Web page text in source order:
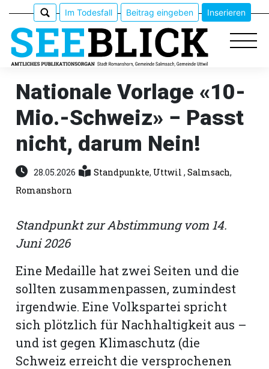
Epaper
Veranstaltungen
Erlebnisführer
Romanshorn:
offizielle
Mitteilungen
Im Todesfall Beitrag eingeben Inserieren
Nationale Vorlage «10-
Mio.-Schweiz» − Passt
nicht, darum Nein!
28.05.2026 Standpunkte, Uttwil,Salmsach,
Romanshorn
Standpunkt zur Abstimmung vom 14.
Juni 2026
Eine Medaille hat zwei Seiten und die
sollten zusammenpassen, zumindest
irgendwie. Eine Volkspartei spricht
sich plötzlich für Nachhaltigkeit aus –
und ist gegen Klimaschutz (die
Schweiz erreicht die versprochenen